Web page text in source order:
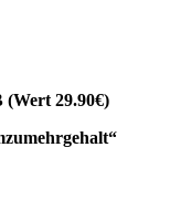
(Wert 29.90€)